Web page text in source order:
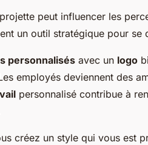
peut influencer les
un outil stratégique pour se
personnalisés avec un logo
employés deviennent des
personnalisé contribue à
créez un style qui vous est